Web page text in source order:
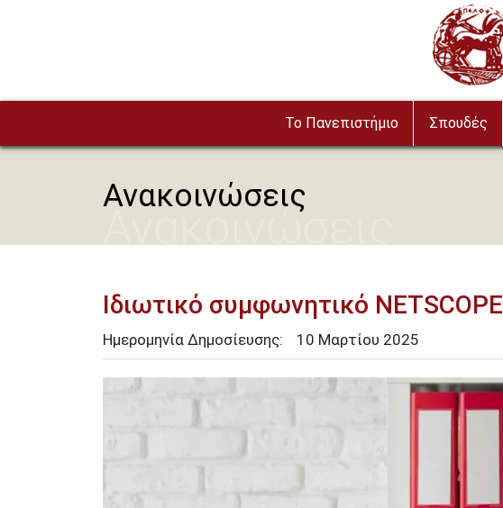
To Πανεπιστήμιο Σπουδές
Ανακοινώσεις
Ανακοινώσεις
Ιδιωτικό συμφωνητικό NETSCOPE
Ημερομηνία Δημοσίευσης: 10 Μαρτίου 2025
Image